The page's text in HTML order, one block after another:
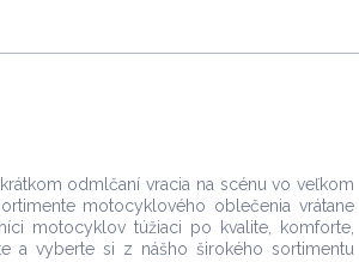
odmlčaní vracia na scénu vo veľkom
motocyklového oblečenia vrátane
motocyklov túžiaci po kvalite, komforte,
a vyberte si z nášho širokého sortimentu